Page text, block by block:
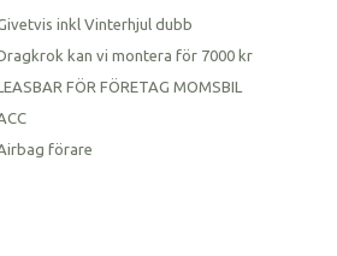
inkl Vinterhjul dubb
kan vi montera för 7000 kr
FÖR FÖRETAG MOMSBIL
förare